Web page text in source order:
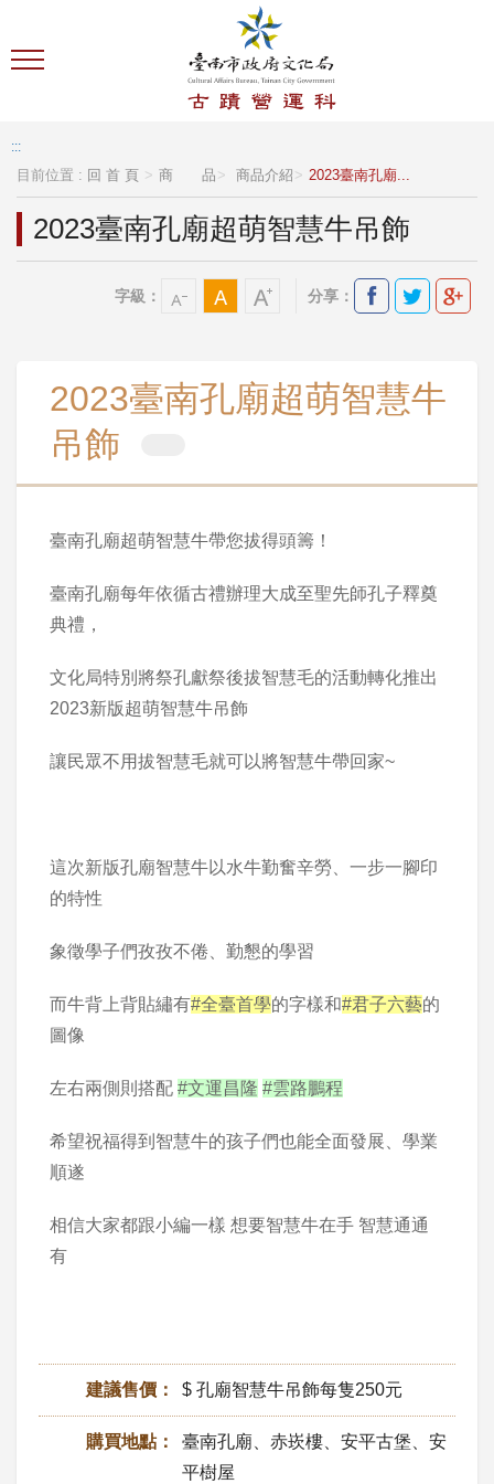
:::
目前位置 : 回 首 頁 商 品 商品介紹 2023臺南孔廟...
2023臺南孔廟超萌智慧牛吊飾
字級： 分享：
2023臺南孔廟超萌智慧牛
吊飾
臺南孔廟超萌智慧牛帶您拔得頭籌！
臺南孔廟每年依循古禮辦理大成至聖先師孔子釋奠
典禮，
文化局特別將祭孔獻祭後拔智慧毛的活動轉化推出
2023新版超萌智慧牛吊飾
讓民眾不用拔智慧毛就可以將智慧牛帶回家~
這次新版孔廟智慧牛以水牛勤奮辛勞、一步一腳印
的特性
象徵學子們孜孜不倦、勤懇的學習
而牛背上背貼繡有#全臺首學的字樣和#君子六藝的
圖像
左右兩側則搭配 #文運昌隆 #雲路鵬程
希望祝福得到智慧牛的孩子們也能全面發展、學業
順遂
相信大家都跟小編一樣 想要智慧牛在手 智慧通通
有
建議售價： $ 孔廟智慧牛吊飾每隻250元
購買地點：
臺南孔廟、赤崁樓、安平古堡、安
平樹屋